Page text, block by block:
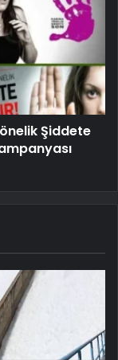
Şiddete